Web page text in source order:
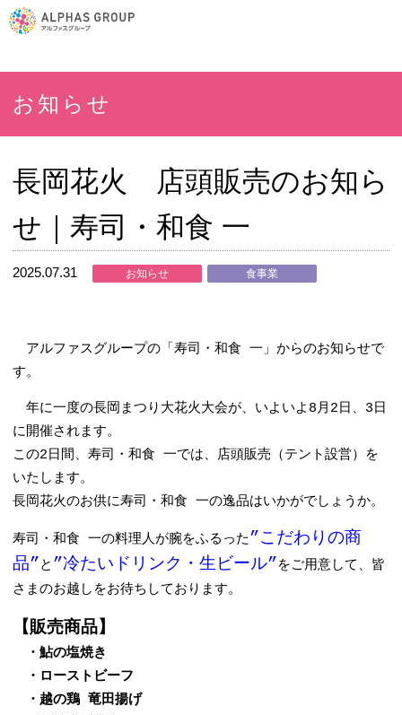
お知らせ
長岡花火 店頭販売のお知ら
せ｜寿司・和食 一
2025.07.31 お知らせ 食事業
アルファスグループの「寿司・和食 一」からのお知らせで
す。
年に一度の長岡まつり大花火大会が、いよいよ8月2日、3日
に開催されます。
この2日間、寿司・和食 一では、店頭販売（テント設営）を
いたします。
長岡花火のお供に寿司・和食 一の逸品はいかがでしょうか。
寿司・和食 一の料理人が腕をふるった”こだわりの商
品” と ”冷たいドリンク・生ビール” をご用意して、皆
さまのお越しをお待ちしております。
【販売商品】
・鮎の塩焼き
・ローストビーフ
・越の鶏 竜田揚げ